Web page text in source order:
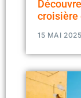
croisière
15 MAI 2025